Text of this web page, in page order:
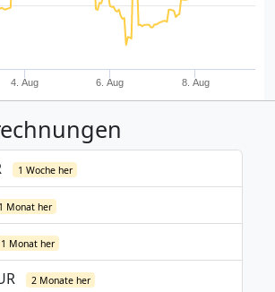
4. Aug 6. Aug 8. Aug
1 Woche her
1 Monat her
1 Monat her
2 Monate her